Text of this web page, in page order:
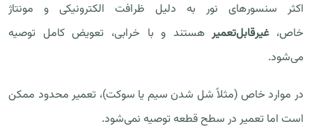
اکثر سنسورهای نور به دلیل ظرافت الکترونیکی‌ و مونتاژ
خاص،غیرقابل‌تعمیرهستند و با خرابی، تعویض کامل توصیه
می‌شود.
در موارد خاص (مثلاً شل شدن سیم یا سوکت)، تعمیر محدود ممکن
است اما تعمیر در سطح قطعه توصیه نمی‌شود.